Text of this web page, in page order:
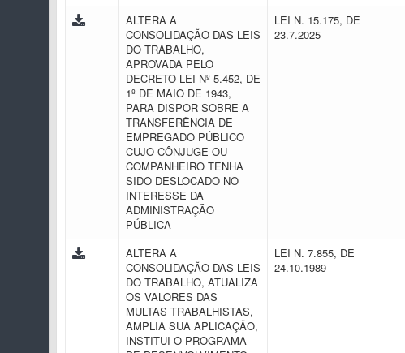
ALTERA A
CONSOLIDAÇÃO DAS LEIS
DO TRABALHO,
APROVADA PELO
DECRETO-LEI Nº 5.452, DE
1º DE MAIO DE 1943,
PARA DISPOR SOBRE A
TRANSFERÊNCIA DE
EMPREGADO PÚBLICO
CUJO CÔNJUGE OU
COMPANHEIRO TENHA
SIDO DESLOCADO NO
INTERESSE DA
ADMINISTRAÇÃO
PÚBLICA
LEI N. 15.175, DE
23.7.2025
ALTERA A
CONSOLIDAÇÃO DAS LEIS
DO TRABALHO, ATUALIZA
OS VALORES DAS
MULTAS TRABALHISTAS,
AMPLIA SUA APLICAÇÃO,
INSTITUI O PROGRAMA
LEI N. 7.855, DE
24.10.1989